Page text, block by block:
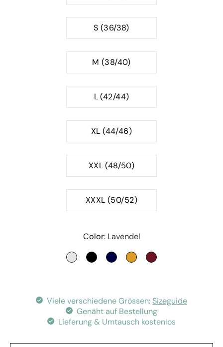
S (36/38)
M (38/40)
L (42/44)
XL (44/46)
XXL (48/50)
XXXL (50/52)
Color Lavendel
LAVENDELSCHWARZNIGHT BLUEVIBRANT OCHRE
RUBY RED
Viele verschiedene Grössen: Sizeguide
Genäht auf Bestellung
Lieferung & Umtausch kostenlos